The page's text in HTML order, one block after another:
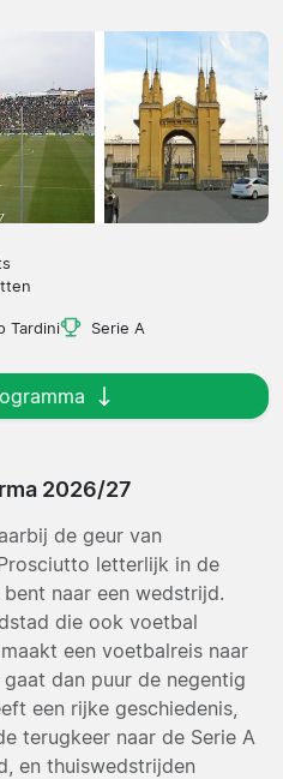
Tardini Serie A
2026/27
de geur van
letterlijk in de
naar een wedstrijd.
die ook voetbal
een voetbalreis naar
dan puur de negentig
een rijke geschiedenis,
terugkeer naar de Serie A
en thuiswedstrijden